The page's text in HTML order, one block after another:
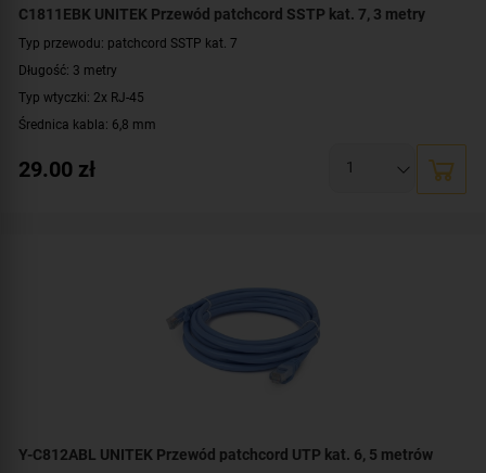
C1811EBK UNITEK Przewód patchcord SSTP kat. 7, 3 metry
Typ przewodu: patchcord SSTP kat. 7
Długość: 3 metry
Typ wtyczki: 2x RJ-45
Średnica kabla: 6,8 mm
Prędkość: 10/100/1000 Mbit
29.00 zł
Y-C812ABL UNITEK Przewód patchcord UTP kat. 6, 5 metrów